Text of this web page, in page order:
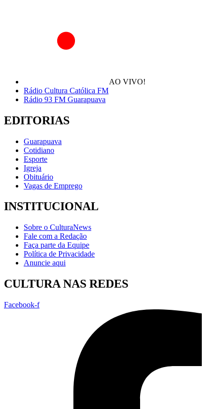
AO VIVO!
Rádio Cultura Católica FM
Rádio 93 FM Guarapuava
EDITORIAS
Guarapuava
Cotidiano
Esporte
Igreja
Obituário
Vagas de Emprego
INSTITUCIONAL
Sobre o CulturaNews
Fale com a Redação
Faça parte da Equipe
Política de Privacidade
Anuncie aqui
CULTURA NAS REDES
Facebook-f